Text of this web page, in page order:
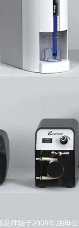
品牌始于2008年,由母